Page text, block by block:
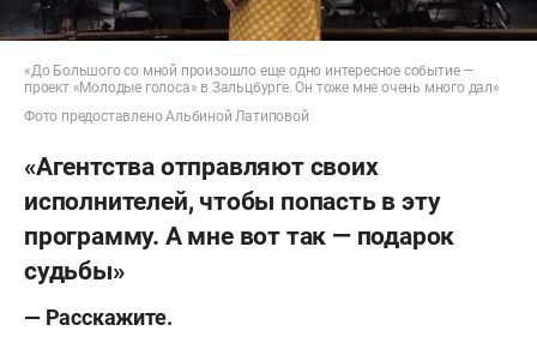
«До Большого со мной произошло еще одно интересное событие —
проект «Молодые голоса» в Зальцбурге. Он тоже мне очень много дал»
Фото предоставлено Альбиной Латиповой
«Агентства отправляют своих
исполнителей, чтобы попасть в эту
программу. А мне вот так — подарок
судьбы»
— Расскажите.